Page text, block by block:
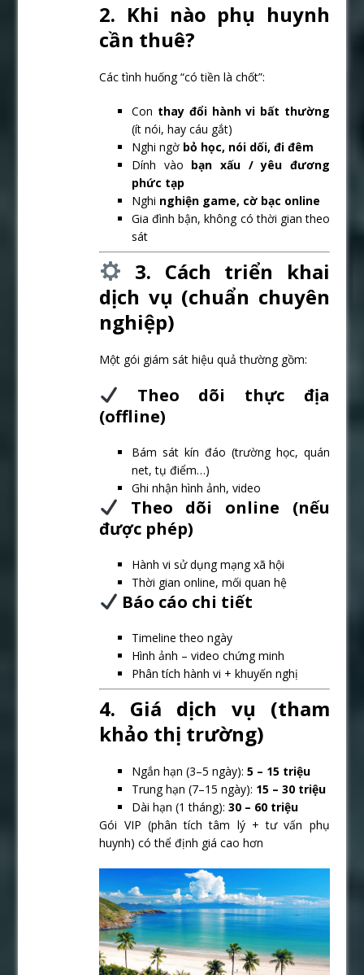
2. Khi nào phụ huynh
cần thuê?
Các tình huống “có tiền là chốt”:
Con thay đổi hành vi bất thường
(ít nói, hay cáu gắt)
Nghi ngờ bỏ học, nói dối, đi đêm
Dính vào bạn xấu / yêu đương
phức tạp
Nghi nghiện game, cờ bạc online
Gia đình bận, không có thời gian theo
sát
3. Cách triển khai
dịch vụ (chuẩn chuyên
nghiệp)
Một gói giám sát hiệu quả thường gồm:
Theo dõi thực địa
(offline)
Bám sát kín đáo (trường học, quán
net, tụ điểm…)
Ghi nhận hình ảnh, video
Theo dõi online (nếu
được phép)
Hành vi sử dụng mạng xã hội
Thời gian online, mối quan hệ
Báo cáo chi tiết
Timeline theo ngày
Hình ảnh – video chứng minh
Phân tích hành vi + khuyến nghị
4. Giá dịch vụ (tham
khảo thị trường)
Ngắn hạn (3–5 ngày):5 – 15 triệu
Trung hạn (7–15 ngày): 15 – 30 triệu
Dài hạn (1 tháng):30 – 60 triệu
Gói VIP (phân tích tâm lý + tư vấn phụ
huynh) có thể định giá cao hơn